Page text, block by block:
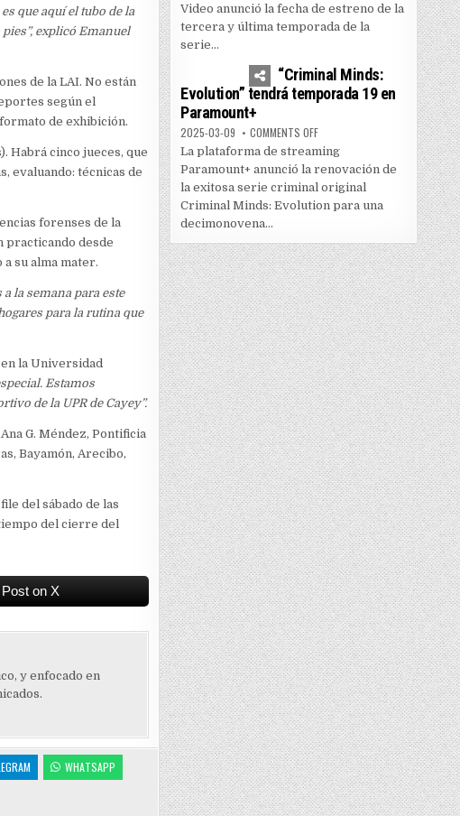
que aquí el tubo de la
explicó Emanuel
de la LAI. No están
según el
de exhibición.
Habrá cinco jueces, que
evaluando: técnicas de
forenses de la
practicando desde
su alma mater.
la semana para este
para la rutina que
la Universidad
Estamos
de la UPR de Cayey”.
G. Méndez, Pontificia
Bayamón, Arecibo,
del sábado de las
del cierre del
Post on X
y enfocado en
WHATSAPP
Video anunció la fecha de estreno de la
tercera y última temporada de la
serie...
0
“Criminal Minds:
Evolution” tendrá temporada 19 en
Paramount+
2025-03-09 COMMENTS OFFON “CRIMINAL MINDS:
La plataforma de streaming
Paramount+ anunció la renovación de
la exitosa serie criminal original
Criminal Minds: Evolution para una
decimonovena...